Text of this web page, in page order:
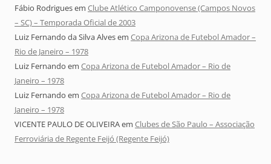
Fábio Rodriguesem Clube Atlético Camponovense (Campos Novos
– SC) – Temporada Oficial de 2003
Luiz Fernando da Silva Alvesem Copa Arizona de Futebol Amador –
Rio de Janeiro – 1978
Luiz Fernando em Copa Arizona de Futebol Amador – Rio de
Janeiro – 1978
Luiz Fernando em Copa Arizona de Futebol Amador – Rio de
Janeiro – 1978
VICENTE PAULO DE OLIVEIRAem Clubes de São Paulo – Associação
Ferroviária de Regente Feijó (Regente Feijó)